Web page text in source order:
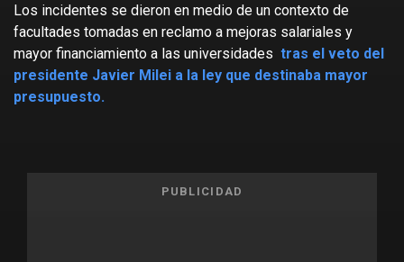
Los incidentes se dieron en medio de un contexto de
facultades tomadas en reclamo a mejoras salariales y
mayor financiamiento a las universidades tras el veto del
presidente Javier Milei a la ley que destinaba mayor
presupuesto.
PUBLICIDAD